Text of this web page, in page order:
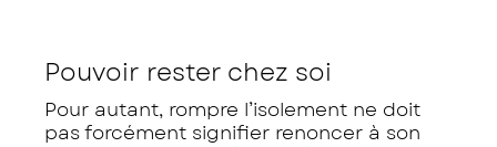
Pouvoir rester chez soi
Pour autant, rompre l’isolement ne doit
pas forcément signifier renoncer à son